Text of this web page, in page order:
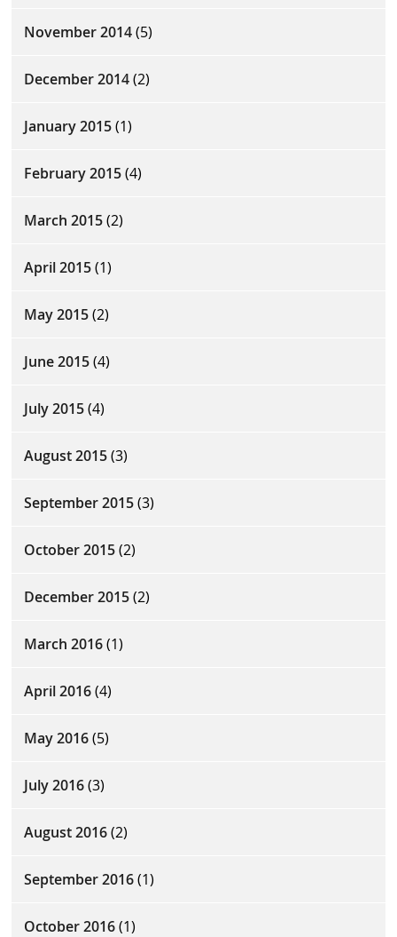
November 2014(5)
December 2014(2)
January 2015(1)
February 2015(4)
March 2015(2)
April 2015(1)
May 2015(2)
June 2015(4)
July 2015(4)
August 2015(3)
September 2015(3)
October 2015(2)
December 2015(2)
March 2016(1)
April 2016(4)
May 2016(5)
July 2016(3)
August 2016(2)
September 2016(1)
October 2016(1)